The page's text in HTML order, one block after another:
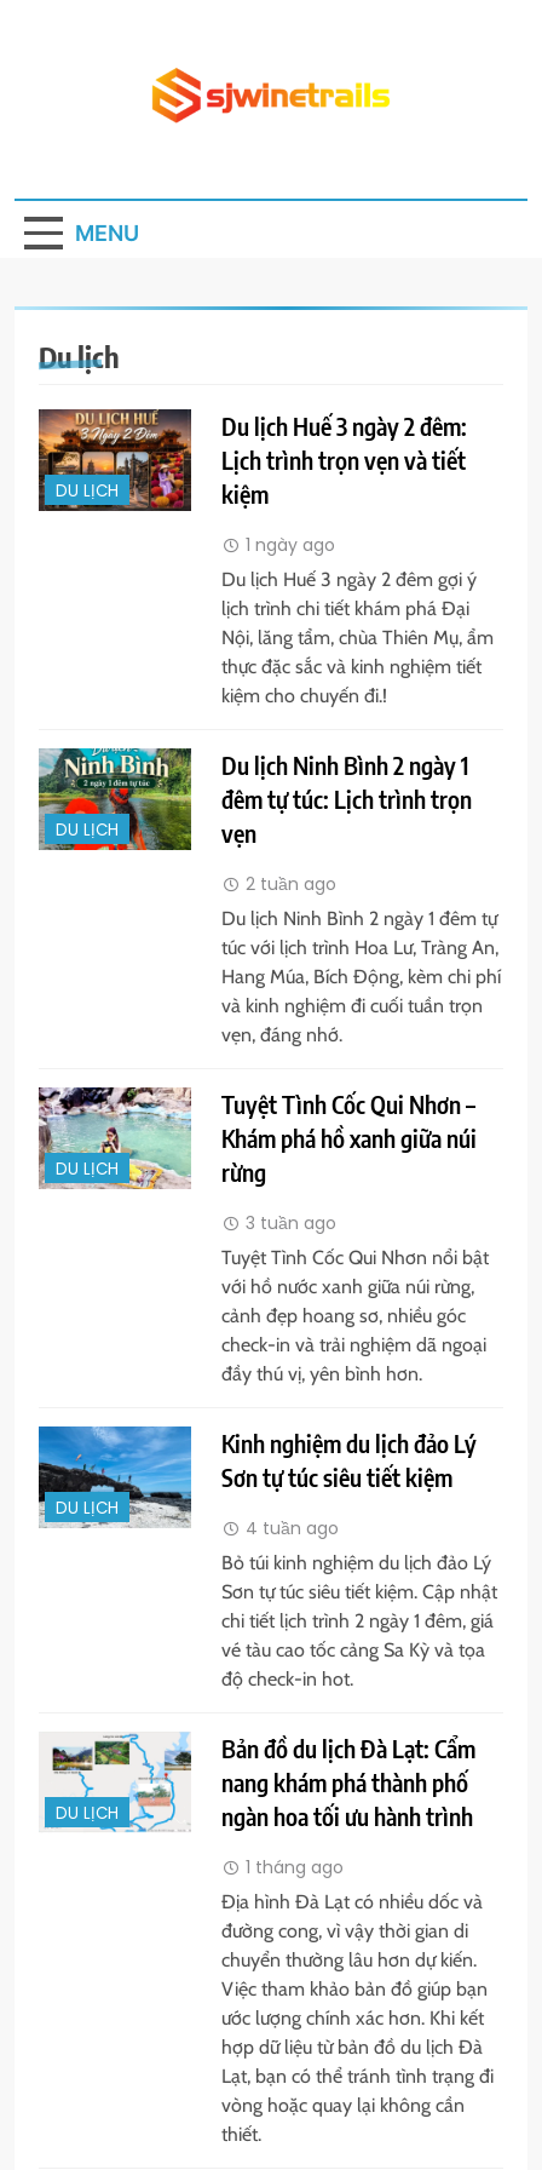
MENU
Du lịch
DU LỊCH
Du lịch Huế 3 ngày 2 đêm:
Lịch trình trọn vẹn và tiết
kiệm
1 ngày ago
Du lịch Huế 3 ngày 2 đêm gợi ý
lịch trình chi tiết khám phá Đại
Nội, lăng tẩm, chùa Thiên Mụ, ẩm
thực đặc sắc và kinh nghiệm tiết
kiệm cho chuyến đi.!
DU LỊCH
Du lịch Ninh Bình 2 ngày 1
đêm tự túc: Lịch trình trọn
vẹn
2 tuần ago
Du lịch Ninh Bình 2 ngày 1 đêm tự
túc với lịch trình Hoa Lư, Tràng An,
Hang Múa, Bích Động, kèm chi phí
và kinh nghiệm đi cuối tuần trọn
vẹn, đáng nhớ.
DU LỊCH
Tuyệt Tình Cốc Qui Nhơn –
Khám phá hồ xanh giữa núi
rừng
3 tuần ago
Tuyệt Tình Cốc Qui Nhơn nổi bật
với hồ nước xanh giữa núi rừng,
cảnh đẹp hoang sơ, nhiều góc
check-in và trải nghiệm dã ngoại
đầy thú vị, yên bình hơn.
DU LỊCH
Kinh nghiệm du lịch đảo Lý
Sơn tự túc siêu tiết kiệm
4 tuần ago
Bỏ túi kinh nghiệm du lịch đảo Lý
Sơn tự túc siêu tiết kiệm. Cập nhật
chi tiết lịch trình 2 ngày 1 đêm, giá
vé tàu cao tốc cảng Sa Kỳ và tọa
độ check-in hot.
DU LỊCH
Bản đồ du lịch Đà Lạt: Cẩm
nang khám phá thành phố
ngàn hoa tối ưu hành trình
1 tháng ago
Địa hình Đà Lạt có nhiều dốc và
đường cong, vì vậy thời gian di
chuyển thường lâu hơn dự kiến.
Việc tham khảo bản đồ giúp bạn
ước lượng chính xác hơn. Khi kết
hợp dữ liệu từ bản đồ du lịch Đà
Lạt, bạn có thể tránh tình trạng đi
vòng hoặc quay lại không cần
thiết.